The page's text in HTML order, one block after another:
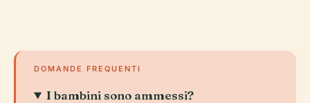
DOMANDE FREQUENTI
I bambini sono ammessi?